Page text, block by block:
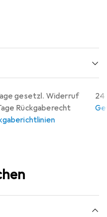
gesetzl. Widerruf
Rückgaberecht
24